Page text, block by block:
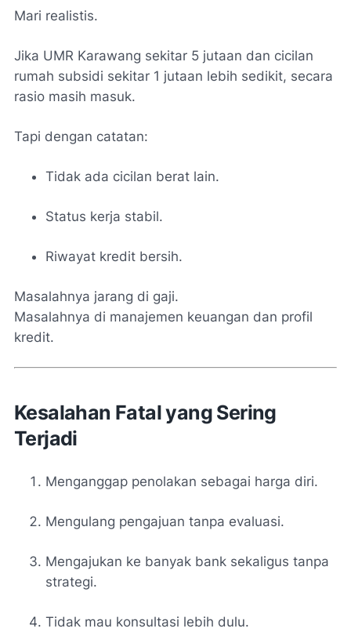
Mari realistis.
Jika UMR Karawang sekitar 5 jutaan dan cicilan
rumah subsidi sekitar 1 jutaan lebih sedikit, secara
rasio masih masuk.
Tapi dengan catatan:
Tidak ada cicilan berat lain.
Status kerja stabil.
Riwayat kredit bersih.
Masalahnya jarang di gaji.
Masalahnya di manajemen keuangan dan profil
kredit.
Kesalahan Fatal yang Sering
Terjadi
Menganggap penolakan sebagai harga diri.
Mengulang pengajuan tanpa evaluasi.
Mengajukan ke banyak bank sekaligus tanpa
strategi.
Tidak mau konsultasi lebih dulu.